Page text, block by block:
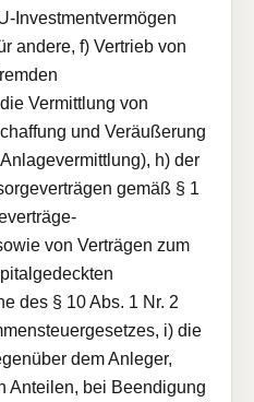
Investmentvermögen
andere, f) Vertrieb von
Vermittlung von
und Veräußerung
h) der
gemäß § 1
von Verträgen zum
des § 10 Abs. 1 Nr. 2
i) die
dem Anleger,
Anteilen, bei Beendigung